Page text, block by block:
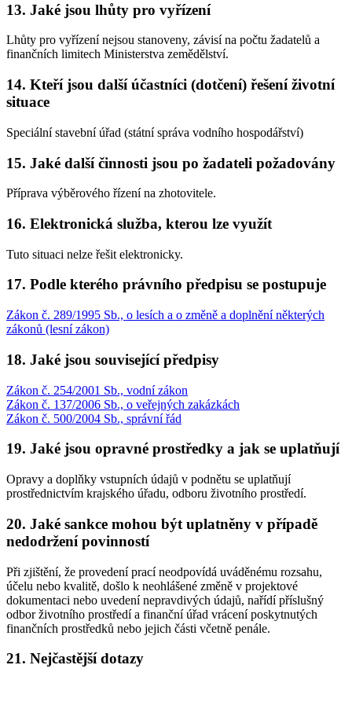
13. Jaké jsou lhůty pro vyřízení
Lhůty pro vyřízení nejsou stanoveny, závisí na počtu žadatelů a
finančních limitech Ministerstva zemědělství.
14. Kteří jsou další účastníci (dotčení) řešení životní
situace
Speciální stavební úřad (státní správa vodního hospodářství)
15. Jaké další činnosti jsou po žadateli požadovány
Příprava výběrového řízení na zhotovitele.
16. Elektronická služba, kterou lze využít
Tuto situaci nelze řešit elektronicky.
17. Podle kterého právního předpisu se postupuje
Zákon č. 289/1995 Sb., o lesích a o změně a doplnění některých
zákonů (lesní zákon)
18. Jaké jsou související předpisy
Zákon č. 254/2001 Sb., vodní zákon
Zákon č. 137/2006 Sb., o veřejných zakázkách
Zákon č. 500/2004 Sb., správní řád
19. Jaké jsou opravné prostředky a jak se uplatňují
Opravy a doplňky vstupních údajů v podnětu se uplatňují
prostřednictvím krajského úřadu, odboru životního prostředí.
20. Jaké sankce mohou být uplatněny v případě
nedodržení povinností
Při zjištění, že provedení prací neodpovídá uváděnému rozsahu,
účelu nebo kvalitě, došlo k neohlášené změně v projektové
dokumentaci nebo uvedení nepravdivých údajů, nařídí příslušný
odbor životního prostředí a finanční úřad vrácení poskytnutých
finančních prostředků nebo jejich části včetně penále.
21. Nejčastější dotazy